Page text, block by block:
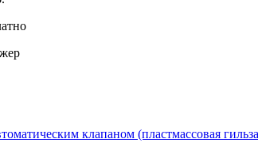
клапаном (пластмассовая